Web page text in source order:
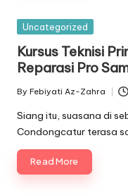
Posted
Uncategorized
Kursus Teknisi
Reparasi Pro
Posted
by
By Febiyati Az-Zahra
Siang itu, suasana di
Condongcatur terasa
Read More